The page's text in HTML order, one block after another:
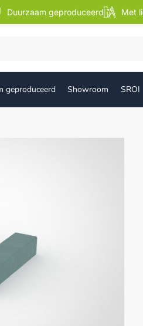
Duurzaam geproduceerd Met
geproduceerd Showroom SROI